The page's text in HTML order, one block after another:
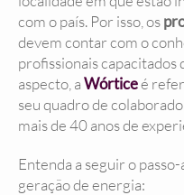
com o país. Por isso, os
devem contar com o
profissionais capacitados
aspecto, aWórticeé
seu quadro de
mais de 40 anos de
Entenda a seguir o
geração de energia: